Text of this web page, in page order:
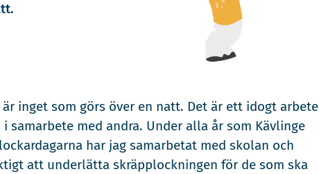
inget som görs över en natt. Det är ett idogt arbete
samarbete med andra. Under alla år som Kävlinge
har jag samarbetat med skolan och
att underlätta skräpplockningen för de som ska